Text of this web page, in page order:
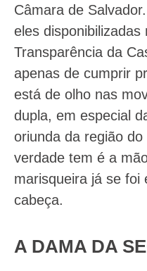
Câmara de
eles disponibilizadas
Transparência da
apenas de cumprir
está de olho nas
dupla, em especial
oriunda da região
verdade tem é a
marisqueira já se foi
cabeça.
A DAMA DA